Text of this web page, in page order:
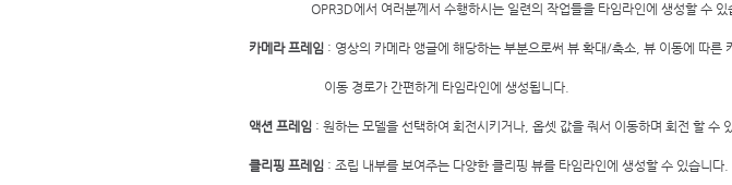
OPR3D에서 여러분께서 수행하시는 일련의 작업들을 타임라인에
카메라 프레임 : 영상의 카메라 앵글에 해당하는 부분으로써 뷰 확대/축소, 뷰 이동에 따른
                       이동 경로가 간편하게 타임라인에 생성됩니다.
액션 프레임 : 원하는 모델을 선택하여 회전시키거나, 옵셋 값을 줘서 이동하며 회전 할 수
클리핑 프레임 : 조립 내부를 보여주는 다양한 클리핑 뷰를 타임라인에 생성할 수 있습니다.